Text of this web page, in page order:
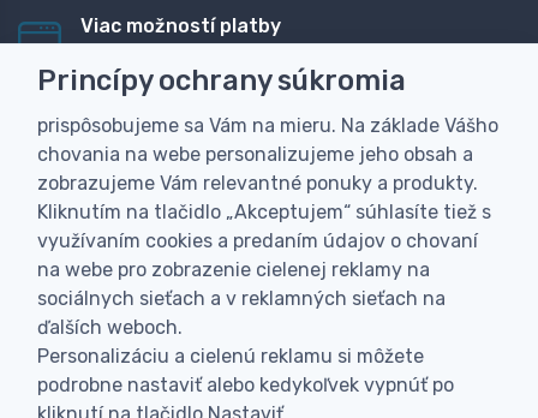
Viac možností platby
dobierku
Personalizácia
Vyrobíme Vám vlastný originálny darček
Skúsenosť
Široký sortiment, z ktorého Vám pomôžeme vybrať
Princípy ochrany súkromia
prispôsobujeme sa Vám na mieru. Na základe Vášho
chovania na webe personalizujeme jeho obsah a
zobrazujeme Vám relevantné ponuky a produkty.
Kliknutím na tlačidlo „Akceptujem“ súhlasíte tiež s
využívaním cookies a predaním údajov o chovaní
na webe pro zobrazenie cielenej reklamy na
sociálnych sieťach a v reklamných sieťach na
ďalších weboch.
Personalizáciu a cielenú reklamu si môžete
podrobne nastaviť alebo kedykoľvek vypnúť po